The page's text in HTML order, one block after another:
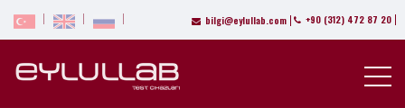
bilgi@eylullab.com +90 (312) 472 87 20